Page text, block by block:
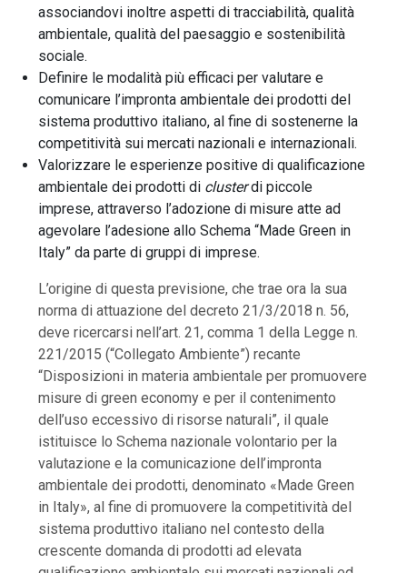
associandovi inoltre aspetti di tracciabilità, qualità
ambientale, qualità del paesaggio e sostenibilità
sociale.
Definire le modalità più efficaci per valutare e
comunicare l’impronta ambientale dei prodotti del
sistema produttivo italiano, al fine di sostenerne la
competitività sui mercati nazionali e internazionali.
Valorizzare le esperienze positive di qualificazione
ambientale dei prodotti di clusterdi piccole
imprese, attraverso l’adozione di misure atte ad
agevolare l’adesione allo Schema “Made Green in
Italy” da parte di gruppi di imprese.
L’origine di questa previsione, che trae ora la sua
norma di attuazione del decreto 21/3/2018 n. 56,
deve ricercarsi nell’art. 21, comma 1 della Legge n.
221/2015 (“Collegato Ambiente”) recante
“Disposizioni in materia ambientale per promuovere
misure di green economy e per il contenimento
dell’uso eccessivo di risorse naturali”, il quale
istituisce lo Schema nazionale volontario per la
valutazione e la comunicazione dell’impronta
ambientale dei prodotti, denominato «Made Green
in Italy», al fine di promuovere la competitività del
sistema produttivo italiano nel contesto della
crescente domanda di prodotti ad elevata